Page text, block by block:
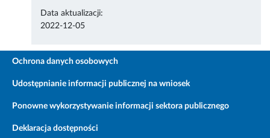
Data aktualizacji:
2022-12-05
Ochrona danych osobowych
Udostępnianie informacji publicznej na wniosek
Ponowne wykorzystywanie informacji sektora publicznego
Deklaracja dostępności